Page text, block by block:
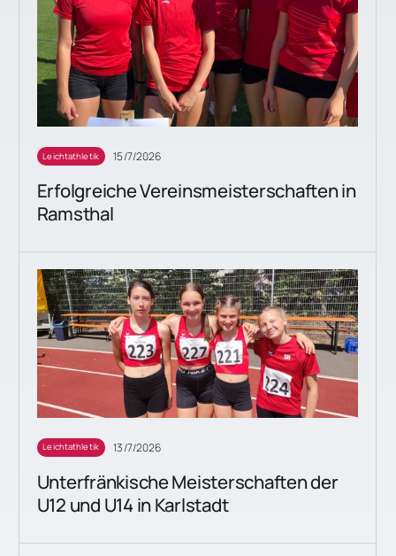
Leichtathletik 15/7/2026
Erfolgreiche Vereinsmeisterschaften in
Ramsthal
Leichtathletik 13/7/2026
Unterfränkische Meisterschaften der
U12 und U14 in Karlstadt